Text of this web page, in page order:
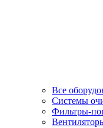
Все
Системы
Фильтры-